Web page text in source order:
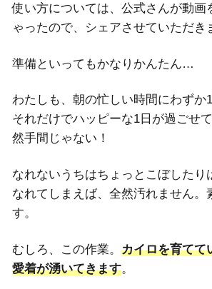
使い方については、公式さんが動画
ゃったので、シェアさせていただき
準備といってもかなりかんたん…
わたしも、朝の忙しい時間にわずか
それだけでハッピーな1日が過ごせ
然手間じゃない！
なれないうちはちょっとこぼしたり
なれてしまえば、全然汚れません。
す。
むしろ、この作業。 カイロを育てて
愛着が湧いてきます。